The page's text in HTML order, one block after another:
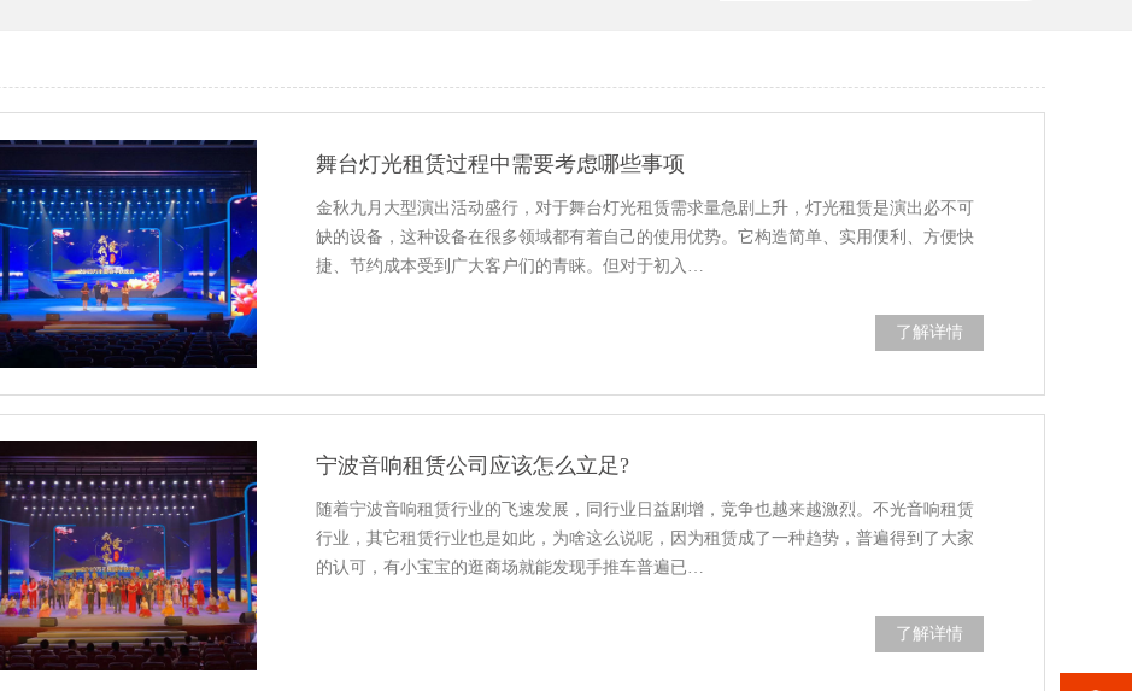
舞台灯光租赁过程中需要考虑哪些事项
金秋九月大型演出活动盛行，对于舞台灯光租赁需求量急剧上升，灯光租赁是演出必不可
缺的设备，这种设备在很多领域都有着自己的使用优势。它构造简单、实用便利、方便快
捷、节约成本受到广大客户们的青睐。但对于初入…
了解详情
宁波音响租赁公司应该怎么立足?
随着宁波音响租赁行业的飞速发展，同行业日益剧增，竞争也越来越激烈。不光音响租赁
行业，其它租赁行业也是如此，为啥这么说呢，因为租赁成了一种趋势，普遍得到了大家
的认可，有小宝宝的逛商场就能发现手推车普遍已…
了解详情